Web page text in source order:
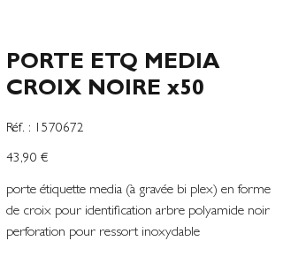
PORTE ETQ MEDIA
CROIX NOIRE x50
Réf. :
SKU
1570672
1570672
Prix
43,90 €
porte étiquette media (à gravée bi plex) en forme
de croix pour identification arbre polyamide noir
perforation pour ressort inoxydable